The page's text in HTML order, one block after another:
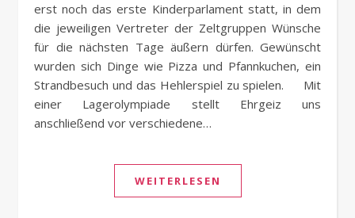
erst noch das erste Kinderparlament statt, in dem
die jeweiligen Vertreter der Zeltgruppen Wünsche
für die nächsten Tage äußern dürfen. Gewünscht
wurden sich Dinge wie Pizza und Pfannkuchen, ein
Strandbesuch und das Hehlerspiel zu spielen. Mit
einer Lagerolympiade stellt Ehrgeiz uns
anschließend vor verschiedene…
WEITERLESEN